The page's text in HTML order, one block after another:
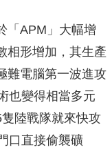
「APM」大幅增
相形增加，其生產
難電腦第一波進攻
也變得相當多元
陸戰隊就來快攻
口直接偷襲礦